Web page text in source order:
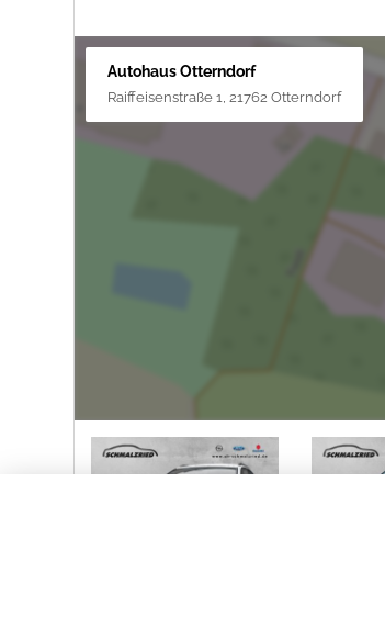
Autohaus Otterndorf
Raiffeisenstraße 1, 21762 Otterndorf